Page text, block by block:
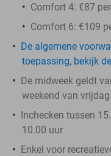
Comfort 4: €87
Comfort 6: €109
De algemene
toepassing, bekijk
De midweek geldt
weekend van
Inchecken tussen
10.00 uur
Enkel voor